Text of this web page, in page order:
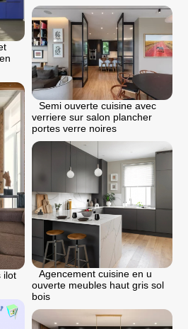
Semi ouverte cuisine avec
verriere sur salon plancher
portes verre noires
ilot
Agencement cuisine en u
ouverte meubles haut gris sol
bois